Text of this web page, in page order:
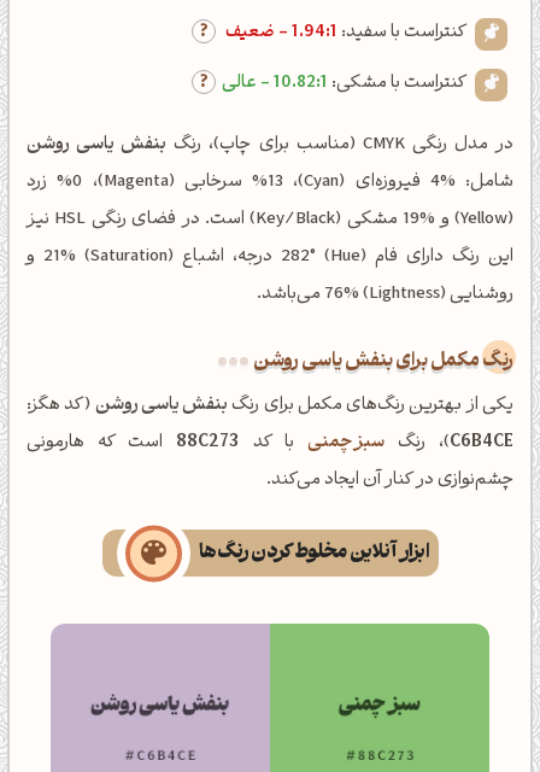
کنتراست با سفید: 1.94:1 - ضعیف
کنتراست با مشکی: 10.82:1 - عالی
در مدل رنگی CMYK (مناسب برای چاپ)، رنگ
بنفش یاسی روشن
شامل: %4 فیروزه‌ای (Cyan)، %13 سرخابی (Magenta)، %0 زرد
(Yellow) و %19 مشکی (Key/Black) است. در فضای رنگی HSL نیز
این رنگ دارای فام (Hue) 282° درجه، اشباع (Saturation) 21% و
روشنایی (Lightness) 76% می‌باشد.
رنگ مکمل برای بنفش یاسی روشن
یکی از بهترین رنگ‌های مکمل برای رنگبنفش یاسی روشن (کد هگز:
C6B4CE)، رنگسبز چمنی با کد 88C273 است که هارمونی
چشم‌نوازی در کنار آن ایجاد می‌کند.
ابزار آنلاین مخلوط کردن رنگ‌ها